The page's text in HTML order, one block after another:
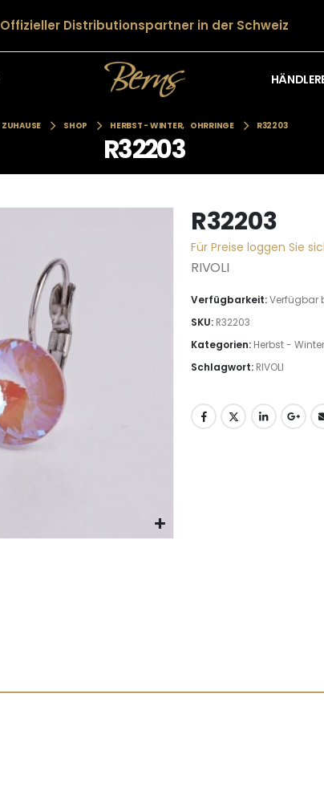
Offizieller Distributionspartner in der Schweiz
ZUHAUSE SHOP HERBST - WINTER, OHRRINGE R32203
R32203
R32203
Für Preise loggen Sie
RIVOLI
Verfügbarkeit:Verfügbar
SKU: R32203
Kategorien: Herbst - Winter
Schlagwort: RIVOLI